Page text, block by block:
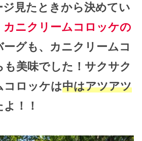
見たときから決めてい
カニクリームコロッケの
ーグも、カニクリームコ
も美味でした！サクサク
コロッケは中はアツアツ
！！